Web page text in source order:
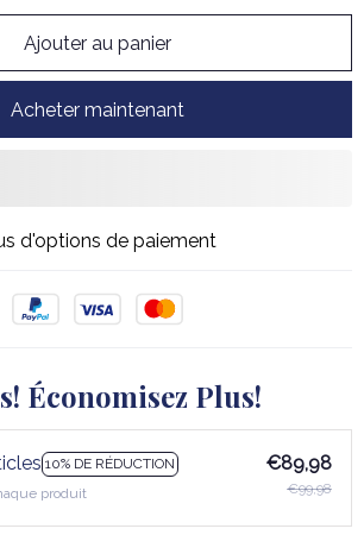
Ajouter au panier
Acheter maintenant
d'options de paiement
Économisez Plus!
10% DE RÉDUCTION
produit
€89,98
€99,98